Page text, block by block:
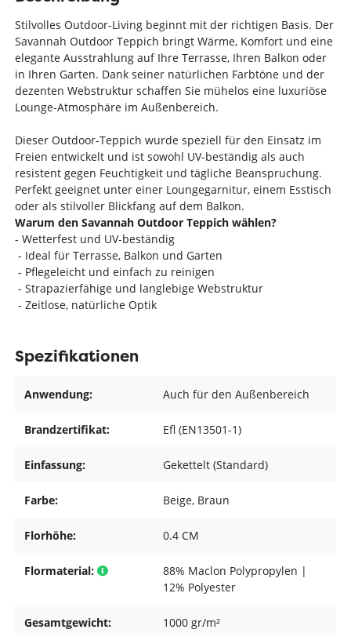
Stilvolles Outdoor-Living beginnt mit der richtigen Basis. Der
Savannah Outdoor Teppich bringt Wärme, Komfort und eine
elegante Ausstrahlung auf Ihre Terrasse, Ihren Balkon oder
in Ihren Garten. Dank seiner natürlichen Farbtöne und der
dezenten Webstruktur schaffen Sie mühelos eine luxuriöse
Lounge-Atmosphäre im Außenbereich.
Dieser Outdoor-Teppich wurde speziell für den Einsatz im
Freien entwickelt und ist sowohl UV-beständig als auch
resistent gegen Feuchtigkeit und tägliche Beanspruchung.
Perfekt geeignet unter einer Loungegarnitur, einem Esstisch
oder als stilvoller Blickfang auf dem Balkon.
Warum den Savannah Outdoor Teppich wählen?
- Wetterfest und UV-beständig
- Ideal für Terrasse, Balkon und Garten
- Pflegeleicht und einfach zu reinigen
- Strapazierfähige und langlebige Webstruktur
- Zeitlose, natürliche Optik
Spezifikationen
Anwendung: Auch für den Außenbereich
Brandzertifikat: Efl (EN13501-1)
Einfassung: Gekettelt (Standard)
Farbe: Beige, Braun
Florhöhe: 0.4 CM
Flormaterial:
88% Maclon Polypropylen |
12% Polyester
Gesamtgewicht: 1000 gr/m²